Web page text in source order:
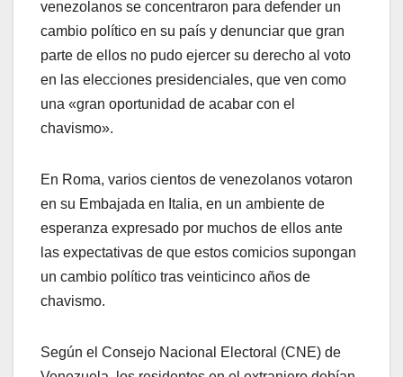
venezolanos se concentraron para defender un
cambio político en su país y denunciar que gran
parte de ellos no pudo ejercer su derecho al voto
en las elecciones presidenciales, que ven como
una «gran oportunidad de acabar con el
chavismo».
En Roma, varios cientos de venezolanos votaron
en su Embajada en Italia, en un ambiente de
esperanza expresado por muchos de ellos ante
las expectativas de que estos comicios supongan
un cambio político tras veinticinco años de
chavismo.
Según el Consejo Nacional Electoral (CNE) de